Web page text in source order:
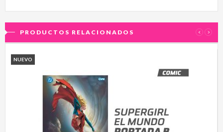
PRODUCTOS RELACIONADOS ‹ ›
NUEVO